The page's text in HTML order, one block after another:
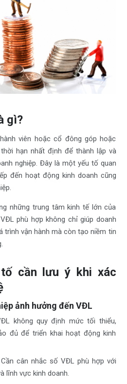
gì?
viên hoặc cổ đông góp hoặc
hạn nhất định để thành lập và
nghiệp. Đây là một yếu tố quan
đến hoạt động kinh doanh cũng
những trung tâm kinh tế lớn của
phù hợp không chỉ giúp doanh
trình vận hành mà còn tạo niềm tin
cần lưu ý khi xác
ảnh hưởng đến VĐL
không quy định mức tối thiểu,
đủ để triển khai hoạt động kinh
cân nhắc số VĐL phù hợp với
lĩnh vực kinh doanh.